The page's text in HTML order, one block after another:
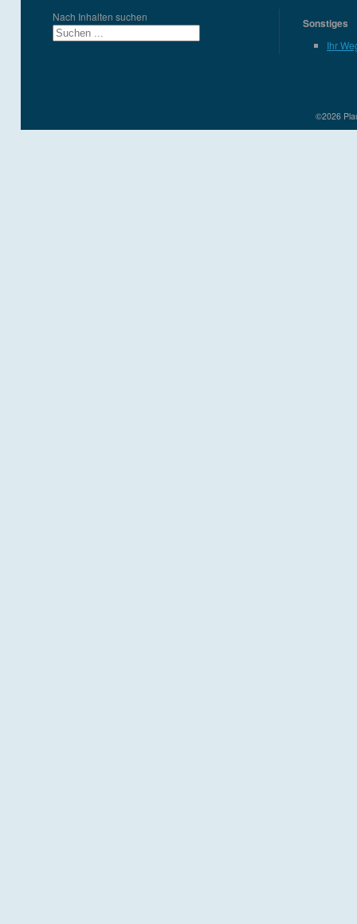
Nach Inhalten suchen Sonstiges
Ihr
©2026